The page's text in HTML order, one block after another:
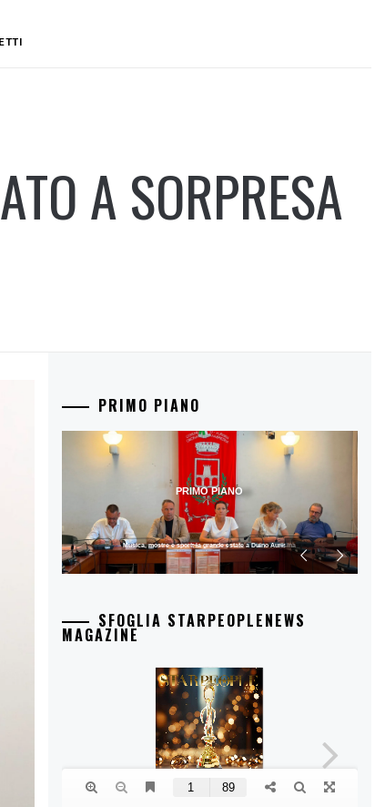
A SORPRESA
PRIMO PIANO
Musica, mostre e sport: la grande estate a Duino Aurisina
PRIMO PIANO
SFOGLIA STARPEOPLENEWS
MAGAZINE